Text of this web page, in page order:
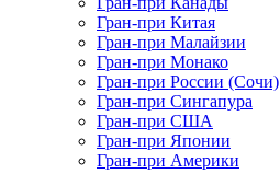
Гран-при Китая
Гран-при Малайзии
Гран-при Монако
Гран-при России (Сочи)
Гран-при Сингапура
Гран-при США
Гран-при Японии
Гран-при Америки